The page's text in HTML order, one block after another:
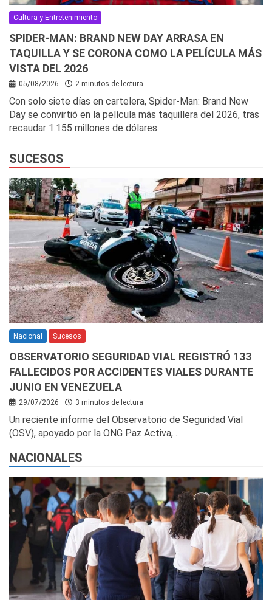
Cultura y Entretenimiento
SPIDER-MAN: BRAND NEW DAY ARRASA EN
TAQUILLA Y SE CORONA COMO LA PELÍCULA MÁS
VISTA DEL 2026
05/08/2026 2 minutos de lectura
Con solo siete días en cartelera, Spider-Man: Brand New
Day se convirtió en la película más taquillera del 2026, tras
recaudar 1.155 millones de dólares
SUCESOS
Nacional Sucesos
OBSERVATORIO SEGURIDAD VIAL REGISTRÓ 133
FALLECIDOS POR ACCIDENTES VIALES DURANTE
JUNIO EN VENEZUELA
29/07/2026 3 minutos de lectura
Un reciente informe del Observatorio de Seguridad Vial
(OSV), apoyado por la ONG Paz Activa,…
NACIONALES